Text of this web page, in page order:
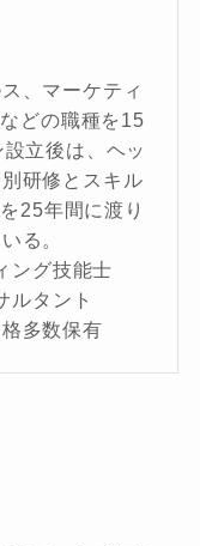
、マーケティ
どの職種を15
立後は、ヘッ
研修とスキル
25年間に渡り
る。
ング技能士
ルタント
多数保有